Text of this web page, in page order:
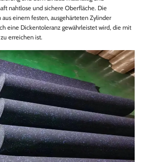
nahtlose und sichere Oberfläche. Die
einem festen, ausgehärteten Zylinder
eine Dickentoleranz gewährleistet wird, die mit
erreichen ist.